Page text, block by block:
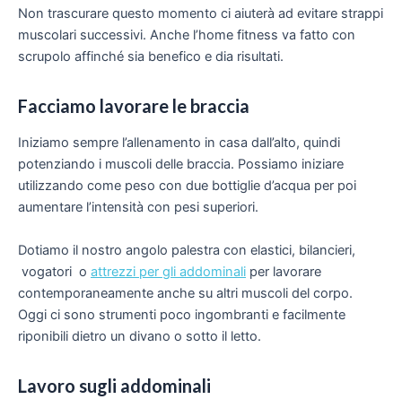
Non trascurare questo momento ci aiuterà ad evitare strappi
muscolari successivi. Anche l’home fitness va fatto con
scrupolo affinché sia benefico e dia risultati.
Facciamo lavorare le braccia
Iniziamo sempre l’allenamento in casa dall’alto, quindi
potenziando i muscoli delle braccia. Possiamo iniziare
utilizzando come peso con due bottiglie d’acqua per poi
aumentare l’intensità con pesi superiori.
Dotiamo il nostro angolo palestra con elastici, bilancieri,
vogatori o attrezzi per gli addominali per lavorare
contemporaneamente anche su altri muscoli del corpo.
Oggi ci sono strumenti poco ingombranti e facilmente
riponibili dietro un divano o sotto il letto.
Lavoro sugli addominali